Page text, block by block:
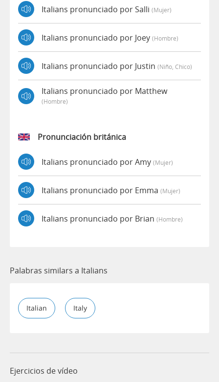
Italians pronunciado por Salli (mujer)
Italians pronunciado por Joey (hombre)
Italians pronunciado por Justin (niño, Chico)
Italians pronunciado por Matthew
(hombre)
Pronunciación británica
Italians pronunciado por Amy (mujer)
Italians pronunciado por Emma (mujer)
Italians pronunciado por Brian (hombre)
Palabras similars a Italians
Italian Italy
Ejercicios de vídeo